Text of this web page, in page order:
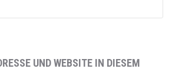
UND WEBSITE IN DIESEM